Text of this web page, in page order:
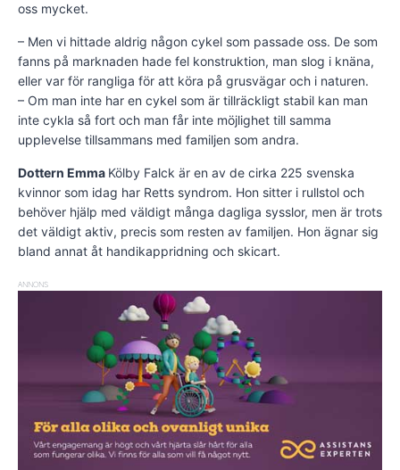
oss mycket.
– Men vi hittade aldrig någon cykel som passade oss. De som
fanns på marknaden hade fel konstruktion, man slog i knäna,
eller var för rangliga för att köra på grusvägar och i naturen.
– Om man inte har en cykel som är tillräckligt stabil kan man
inte cykla så fort och man får inte möjlighet till samma
upplevelse tillsammans med familjen som andra.
Dottern Emma Kölby Falck är en av de cirka 225 svenska
kvinnor som idag har Retts syndrom. Hon sitter i rullstol och
behöver hjälp med väldigt många dagliga sysslor, men är trots
det väldigt aktiv, precis som resten av familjen. Hon ägnar sig
bland annat åt handikappridning och skicart.
ANNONS